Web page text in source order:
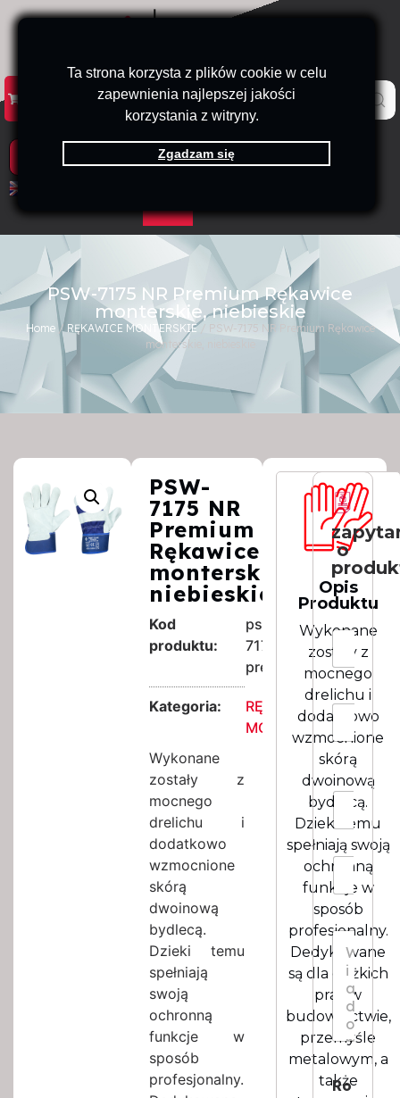
Ta strona korzysta z plików cookie w celu
zapewnienia najlepszej jakości
korzystania z witryny.
Zgadzam się
KATALOG KONTAKT
PSW-7175 NR Premium Rękawice
monterskie, niebieskie
Home/RĘKAWICE MONTERSKIE/ PSW-7175 NR Premium Rękawice
monterskie, niebieskie
PSW-
7175 NR
Premium
Rękawice
monterskie,
niebieskie
Kod
produktu:
psw-
7175nr-
premium
Kategoria:
RĘKAWICE
MONTERSKIE
Wykonane
zostały z
mocnego
drelichu i
dodatkowo
wzmocnione
skórą
dwoinową
bydlecą.
Dzieki temu
spełniają
swoją
ochronną
funkcje w
sposób
profesjonalny.
Opis
Produktu
Wykonane
zostały z
mocnego
drelichu i
dodatkowo
wzmocnione
skórą
dwoinową
bydlecą.
Dzieki temu
spełniają swoją
ochronną
funkcje w
sposób
profesjonalny.
Dedykowane
są dla cieżkich
prac w
budownictwie,
przemyśle
metalowym, a
także
o
I
m
i
e
*
N
a
z
w
i
s
k
o
I
m
i
e
N
a
z
w
i
s
k
o
*
E
m
a
i
l
*
R
z
m
i
a
r
*
I
o
ś
ć
*
W
i
a
d
o
m
o
s
c
*Ro